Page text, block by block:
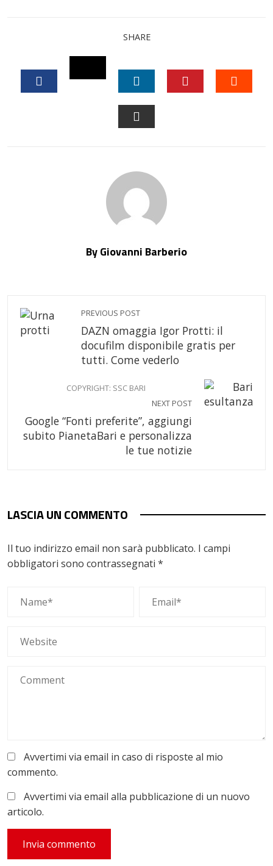
SHARE
TWITTER
LINKEDIN
By Giovanni Barberio
PREVIOUS POST
DAZN omaggia Igor Protti: il
docufilm disponibile gratis per
tutti. Come vederlo
COPYRIGHT: SSC BARI
NEXT POST
Google “Fonti preferite”, aggiungi
subito PianetaBari e personalizza
le tue notizie
LASCIA UN COMMENTO
Il tuo indirizzo email non sarà pubblicato. I campi
obbligatori sono contrassegnati *
Avvertimi via email in caso di risposte al mio
commento.
Avvertimi via email alla pubblicazione di un nuovo
articolo.